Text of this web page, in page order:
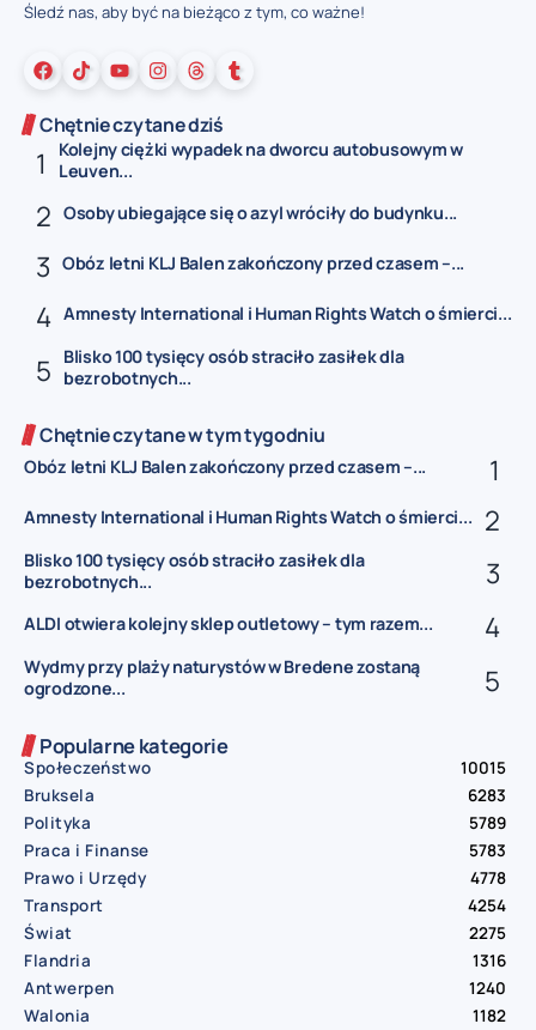
Śledź nas, aby być na bieżąco z tym, co ważne!
Chętnie czytane dziś
Kolejny ciężki wypadek na dworcu autobusowym w
Leuven...
Osoby ubiegające się o azyl wróciły do budynku...
Obóz letni KLJ Balen zakończony przed czasem –...
Amnesty International i Human Rights Watch o śmierci...
Blisko 100 tysięcy osób straciło zasiłek dla
bezrobotnych...
Chętnie czytane w tym tygodniu
Obóz letni KLJ Balen zakończony przed czasem –...
Amnesty International i Human Rights Watch o śmierci...
Blisko 100 tysięcy osób straciło zasiłek dla
bezrobotnych...
ALDI otwiera kolejny sklep outletowy – tym razem...
Wydmy przy plaży naturystów w Bredene zostaną
ogrodzone...
Popularne kategorie
Społeczeństwo
10015
Bruksela
6283
Polityka
5789
Praca i Finanse
5783
Prawo i Urzędy
4778
Transport
4254
Świat
2275
Flandria
1316
Antwerpen
1240
Walonia
1182